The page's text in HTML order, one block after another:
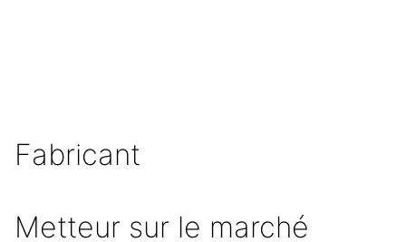
Fabricant
Metteur sur le marché